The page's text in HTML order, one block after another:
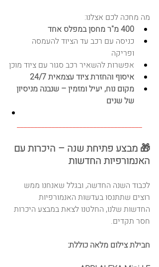
מה מחכה לכם אצלנו:
400 מ"ר מחסן במפלס אחד
כניסה עם רכב עד הציוד להעמסה
ופריקה
אפשרות להשאיר רכב סגור עם ציוד מוכן
איסוף והחזרת ציוד עצמאית 24/7
מקום נוח, יעיל ומזמין – שנבנה מניסיון
של שנים
____________________________________
🎁 מבצע פתיחת שנה – היכרות עם
האנמורפיות החדשות
לכבוד השנה החדשה, ובגלל שאנחנו ממש
רוצים שתתנסו בעדשות האנמורפיות
החדשות שלנו, החלטנו לצאת במבצע היכרות
חסר תקדים.
חבילת צילום מלאה כוללת: